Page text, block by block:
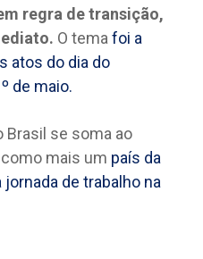
regra de transição,
O tema foi a
atos do dia do
de maio.
Brasil se soma ao
mais um país da
de trabalho na